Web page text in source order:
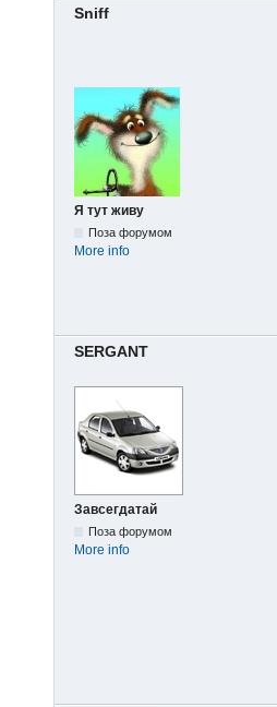
Sniff
Я тут живу
Поза форумом
More info
SERGANT
Завсегдатай
Поза форумом
More info